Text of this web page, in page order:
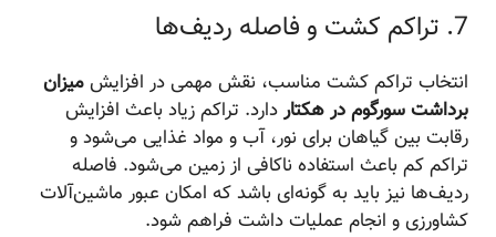
7. تراکم کشت و فاصله ردیف‌ها
انتخاب تراکم کشت مناسب، نقش مهمی در افزایشمیزان
برداشت سورگوم در هکتاردارد. تراکم زیاد باعث افزایش
رقابت بین گیاهان برای نور، آب و مواد غذایی می‌شود و
تراکم کم باعث استفاده ناکافی از زمین می‌شود. فاصله
ردیف‌ها نیز باید به گونه‌ای باشد که امکان عبور ماشین‌آلات
کشاورزی و انجام عملیات داشت فراهم شود.